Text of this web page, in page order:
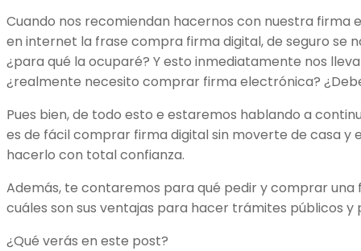
Cuando nos recomiendan hacernos con nuestra firma
en internet la frase compra firma digital, de seguro se
¿para qué la ocuparé? Y esto inmediatamente nos
¿realmente necesito comprar firma electrónica?
Pues bien, de todo esto e estaremos hablando a
es de fácil comprar firma digital sin moverte de casa y
hacerlo con total confianza.
Además, te contaremos para qué pedir y comprar
cuáles son sus ventajas para hacer trámites públicos y
¿Qué verás en este post?